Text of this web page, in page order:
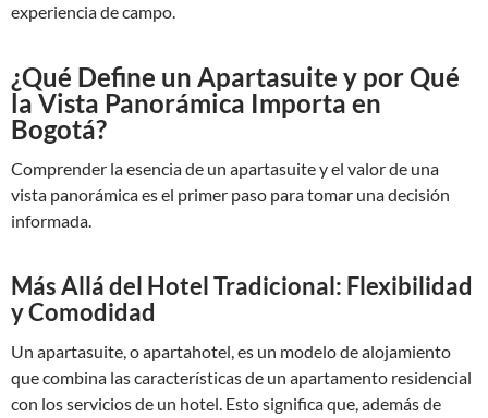
experiencia de campo.
¿Qué Define un Apartasuite y por Qué
la Vista Panorámica Importa en
Bogotá?
Comprender la esencia de un apartasuite y el valor de una
vista panorámica es el primer paso para tomar una decisión
informada.
Más Allá del Hotel Tradicional: Flexibilidad
y Comodidad
Un apartasuite, o apartahotel, es un modelo de alojamiento
que combina las características de un apartamento residencial
con los servicios de un hotel. Esto significa que, además de